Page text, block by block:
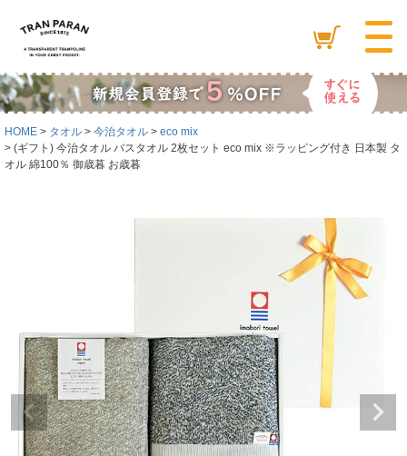
HOME タオル 今治タオル
eco mix
(ギフト) 今治タオル バスタオル 2枚セット eco mix ※ラッピング付き 日本製 タ
オル 綿100％ 御歳暮 お歳暮